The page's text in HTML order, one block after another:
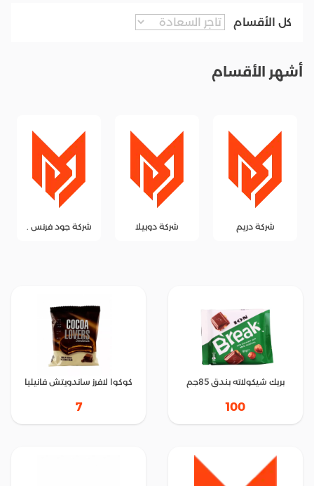
كل الأقسام
أشهر الأقسام
شركة دريم شركة دوبيلا شركة جود فرنس .
بريك شيكولاته بندق 85جم
100
كوكوا لافرز ساندويتش فانيليا
7